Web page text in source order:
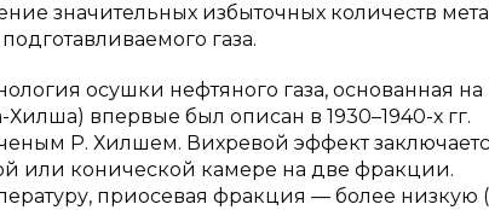
значительных избыточных количеств
газа.
осушки нефтяного газа, основанная на
впервые был описан в 1930–1940-х гг.
Р. Хилшем. Вихревой эффект
или конической камере на две фракции.
приосевая фракция — более низкую